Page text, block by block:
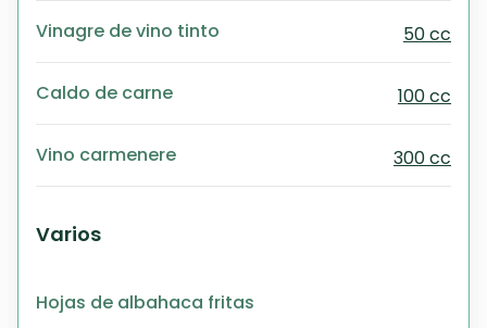
Vinagre de vino tinto 50 cc
Caldo de carne 100 cc
Vino carmenere 300 cc
Varios
Hojas de albahaca fritas